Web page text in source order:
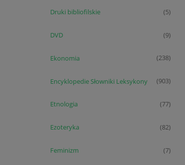
Druki bibliofilskie (5)
DVD (9)
Ekonomia (238)
Encyklopedie Słowniki Leksykony (903)
Etnologia (77)
Ezoteryka (82)
Feminizm (7)